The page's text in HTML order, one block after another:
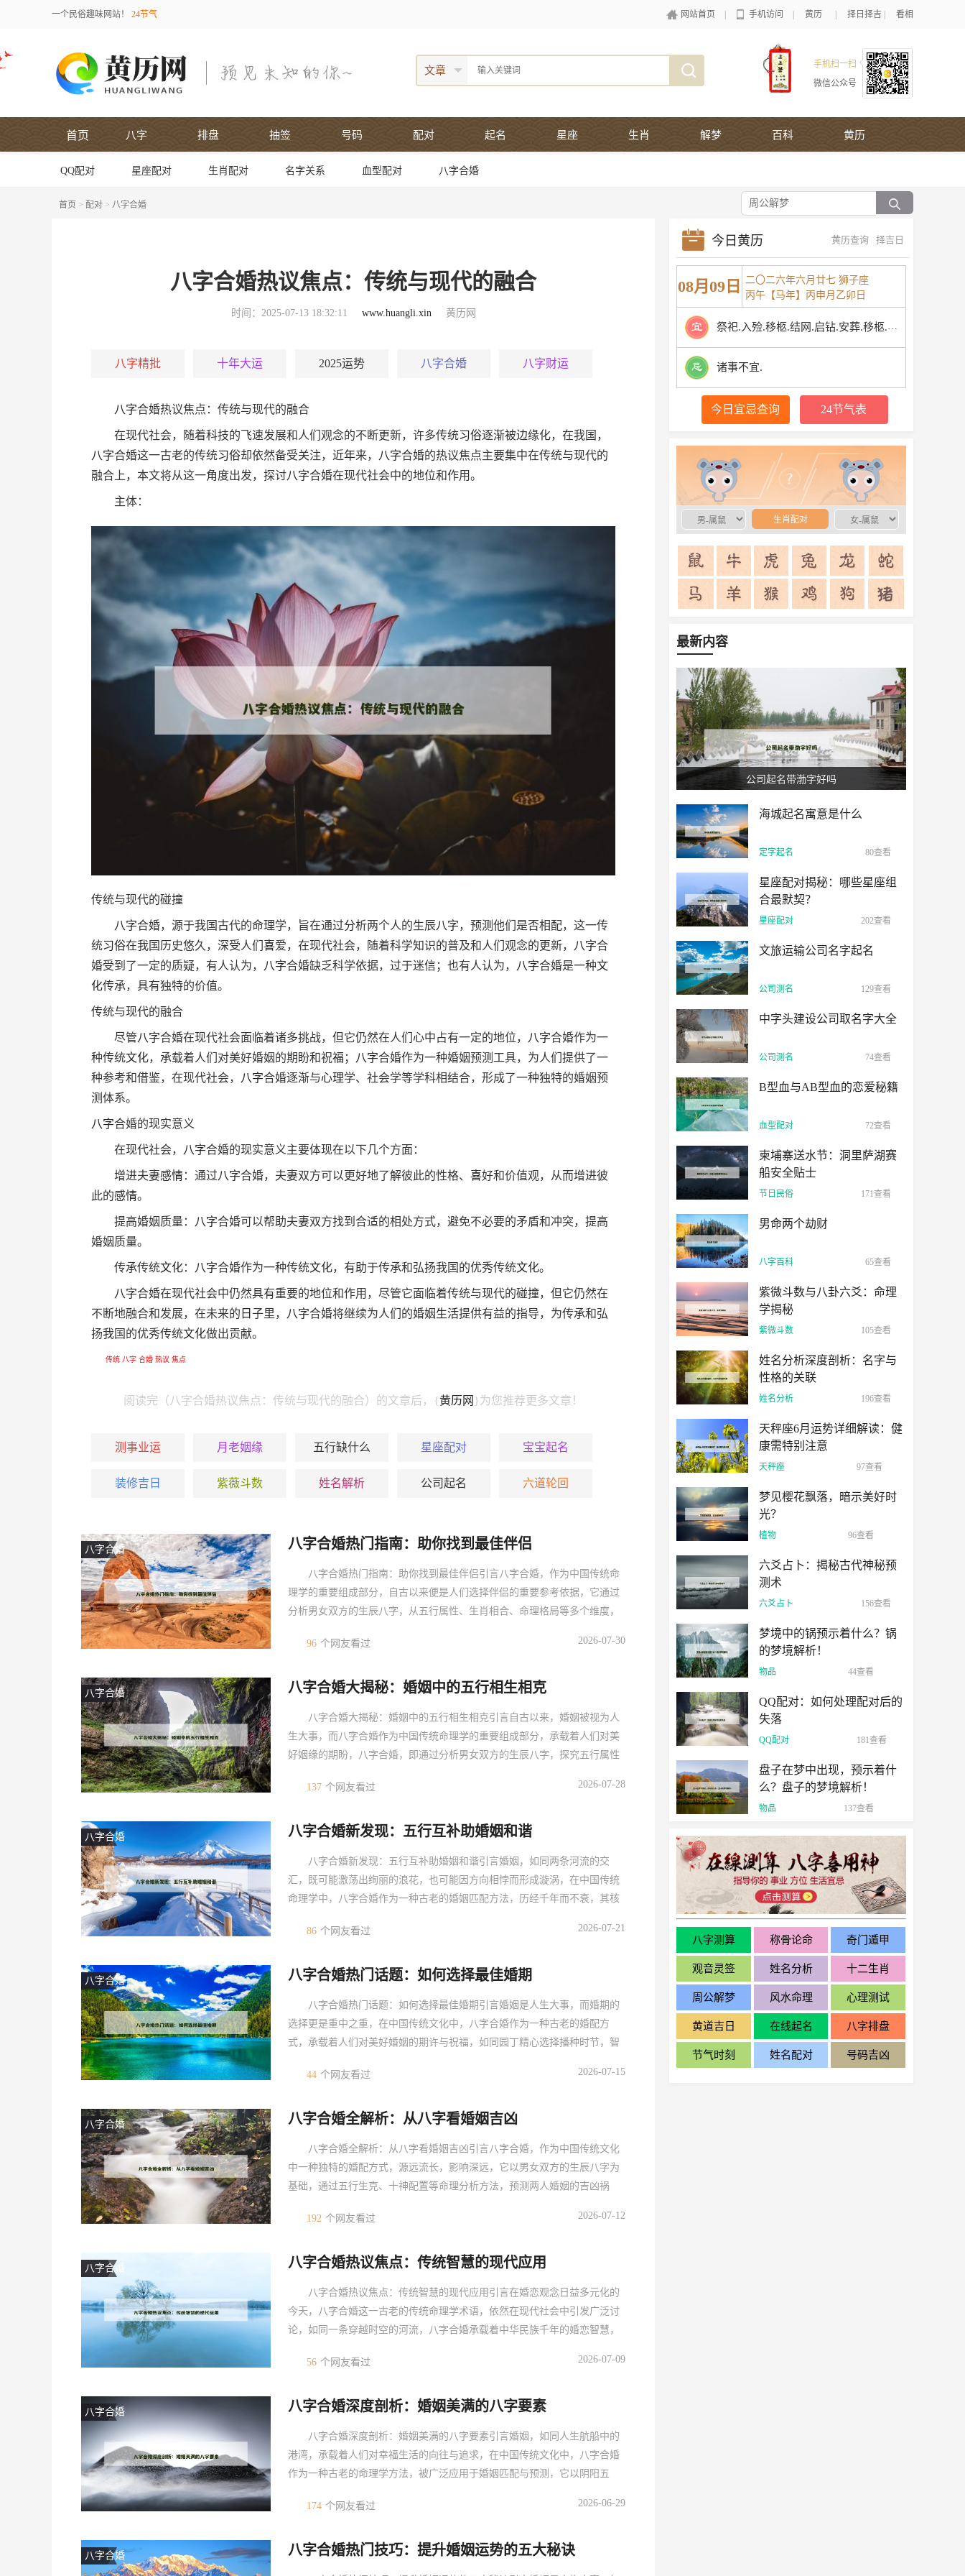
一个民俗趣味网站！ 24节气 网站首页 手机访问 黄历 择日择吉 看相
文章
手机扫一扫
微信公众号
首页 八字 排盘 抽签 号码 配对 起名 星座 生肖 解梦 百科 黄历
QQ配对 星座配对 生肖配对 名字关系 血型配对 八字合婚
首页 > 配对 > 八字合婚
八字合婚热议焦点：传统与现代的融合
时间：2025-07-13 18:32:11 www.huangli.xin 黄历网
八字精批 十年大运 2025运势 八字合婚 八字财运
八字合婚热议焦点：传统与现代的融合
在现代社会，随着科技的飞速发展和人们观念的不断更新，许多传统习俗逐渐被边缘化，在我国，
八字合婚这一古老的传统习俗却依然备受关注，近年来， 八字合婚的热议焦点主要集中在传统与现代的
融合上，本文将从这一角度出发，探讨八字合婚在现代社会中的地位和作用。
主体：
传统与现代的碰撞
八字合婚，源于我国古代的命理学，旨在通过分析两个人的生辰八字，预测他们是否相配，这一传
统习俗在我国历史悠久，深受人们 喜爱，在现代社会，随着科学知识的普及和人们观念的更新， 八字合
婚受到了一定的质疑，有人认为，
八字合婚缺乏科学依据，过于迷信；也有人认为， 八字合婚是一种文
化传承，具有独特的价值。
传统与现代的融合
尽管八字合婚在现代社会面临着诸多挑战，但它仍然在人们心中占有一定的地位， 八字合婚作为一
种传统文化，承载着人们对美好婚姻的期盼和祝福 ； 八字合婚作为一种婚姻预测工具，为人们提供了一
种参考和借鉴，在现代社会，
八字合婚逐渐与心理学、社会学等学科相结合，形成了一种独特的婚姻预
测体系。
八字合婚的现实意义
在现代社会， 八字合婚的现实意义主要体现在以下几个方面：
增进夫妻感情：通过八字合婚，夫妻双方可以更好地了解彼此的性格、 喜好和价值观，从而增进彼
此的感情。
提高婚姻质量： 八字合婚可以帮助夫妻双方找到合适的相处方式，避免不必要的矛盾和冲突，提高
婚姻质量。
传承传统文化： 八字合婚作为一种传统文化，有助于传承和弘扬我国的优秀传统文化。
八字合婚在现代社会中仍然具有重要的地位和作用，尽管它面临着传统与现代的碰撞，但它仍然在
不断地融合和发展，在未来的 日 子里， 八字合婚将继续为人们的婚姻生活提供有益的指导，为传承和弘
扬我国的优秀传统文化做出贡献。
传统 八字 合婚 热议 焦点
阅读完（八字合婚热议焦点：传统与现代的融合）的文章后，{黄历网 }为您推荐更多文章！
测事业运 月老姻缘 五行缺什么 星座配对 宝宝起名
装修吉日 紫薇斗数 姓名解析 公司起名 六道轮回
八字合婚 八字合婚热门指南：助你找到最佳伴侣
八字合婚热门指南：助你找到最佳伴侣引言八字合婚，作为中国传统命
理学的重要组成部分，自古以来便是人们选择伴侣的重要参考依据，它通过
分析男女双方的生辰八字，从五行属性、生肖相合、命理格局等多个维度，
越多的婚恋选择，八字合婚以其独特的文化底蕴和实用价值，成为许多人寻
用技巧，
96 个网友看过 2026-07-30
八字合婚 八字合婚大揭秘：婚姻中的五行相生相克
八字合婚大揭秘：婚姻中的五行相生相克引言自古以来，婚姻被视为人
生大事，而八字合婚作为中国传统命理学的重要组成部分，承载着人们对美
好姻缘的期盼，八字合婚，即通过分析男女双方的生辰八字，探究五行属性
八字合婚的核心，不仅体现了古人对自然规律的深刻洞察，更为现代婚姻关
用及其对
137 个网友看过 2026-07-28
八字合婚 八字合婚新发现：五行互补助婚姻和谐
八字合婚新发现：五行互补助婚姻和谐引言婚姻，如同两条河流的交
汇，既可能激荡出绚丽的浪花，也可能因方向相悖而形成漩涡，在中国传统
命理学中，八字合婚作为一种古老的婚姻匹配方法，历经千年而不衰，其核
着对传统命理学研究的深入，五行互助对婚姻和谐的影响逐渐成为八字合婚
如同宇宙间
86 个网友看过 2026-07-21
八字合婚 八字合婚热门话题：如何选择最佳婚期
八字合婚热门话题：如何选择最佳婚期引言婚姻是人生大事，而婚期的
选择更是重中之重，在中国传统文化中，八字合婚作为一种古老的婚配方
式，承载着人们对美好婚姻的期许与祝福，如同园丁精心选择播种时节，智
基于八字合婚原理选择最佳婚期，为即将步入婚姻殿堂的情侣提供专业指
析男女双方的
44 个网友看过 2026-07-15
八字合婚 八字合婚全解析：从八字看婚姻吉凶
八字合婚全解析：从八字看婚姻吉凶引言八字合婚，作为中国传统文化
中一种独特的婚配方式，源远流长，影响深远，它以男女双方的生辰八字为
基础，通过五行生克、十神配置等命理分析方法，预测两人婚姻的吉凶祸
要保障，随着时代的发展，人们对八字合婚的态度也日趋多元，从八字角度
字中影响婚
192 个网友看过 2026-07-12
八字合婚 八字合婚热议焦点：传统智慧的现代应用
八字合婚热议焦点：传统智慧的现代应用引言在婚恋观念日益多元化的
今天，八字合婚这一古老的传统命理学术语，依然在现代社会中引发广泛讨
论，如同一条穿越时空的河流，八字合婚承载着中华民族千年的婚恋智慧，
一席之地，本文旨在探讨这一传统智慧如何在现代社会中焕发新生，以及我
婚，源于
56 个网友看过 2026-07-09
八字合婚 八字合婚深度剖析：婚姻美满的八字要素
八字合婚深度剖析：婚姻美满的八字要素引言婚姻，如同人生航船中的
港湾，承载着人们对幸福生活的向往与追求，在中国传统文化中，八字合婚
作为一种古老的命理学方法，被广泛应用于婚姻匹配与预测，它以阴阳五
走向，本文将深度剖析八字合婚的核心理念，探讨婚姻美满的八字要素，为
婚，源于中
174 个网友看过 2026-06-29
八字合婚 八字合婚热门技巧：提升婚姻运势的五大秘诀
今日黄历 黄历查询 择吉日
08月09日
二〇二六年六月廿七 狮子座
丙午【马年】丙申月乙卯日
祭祀.入殓.移柩.结网.启钻.安葬.移柩.除服.成服.馀事勿取.
诸事不宜.
今日宜忌查询 24节气表
生肖配对
最新内容
公司起名带渤字好吗
海城起名寓意是什么
定字起名 80查看
星座配对揭秘：哪些星座组
合最默契？
星座配对 202查看
文旅运输公司名字起名
公司测名 129查看
中字头建设公司取名字大全
公司测名 74查看
B型血与AB型血的恋爱秘籍
血型配对 72查看
柬埔寨送水节：洞里萨湖赛
船安全贴士
节日民俗 171查看
男命两个劫财
八字百科 65查看
紫微斗数与八卦六爻：命理
学揭秘
紫微斗数 105查看
姓名分析深度剖析：名字与
性格的关联
姓名分析 196查看
天秤座6月运势详细解读：健
康需特别注意
天秤座 97查看
梦见樱花飘落，暗示美好时
光？
植物 96查看
六爻占卜：揭秘古代神秘预
测术
六爻占卜 156查看
梦境中的锅预示着什么？锅
的梦境解析！
物品 44查看
QQ配对：如何处理配对后的
失落
QQ配对 181查看
盘子在梦中出现，预示着什
么？盘子的梦境解析！
物品 137查看
八字测算 称骨论命 奇门遁甲
观音灵签 姓名分析 十二生肖
周公解梦 风水命理 心理测试
黄道吉日 在线起名 八字排盘
节气时刻 姓名配对 号码吉凶